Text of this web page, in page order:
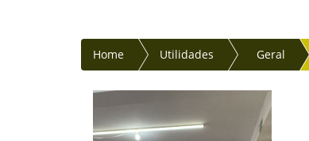
Home Utilidades Geral